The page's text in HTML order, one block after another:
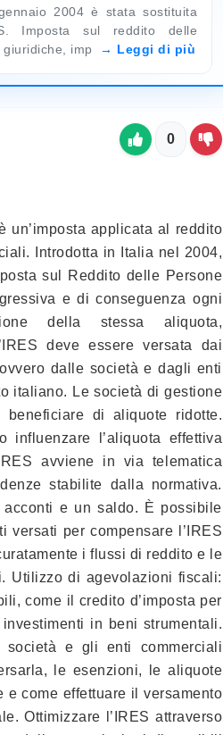
2004 è stata sostituita
Imposta sul reddito delle
giuridiche, imp
Leggi di più
0
un’imposta applicata al reddito
Introdotta in Italia nel 2004,
sul Reddito delle Persone
e di conseguenza ogni
della stessa aliquota,
deve essere versata dai
dalle società e dagli enti
italiano. Le società di gestione
di aliquote ridotte.
influenzare l’aliquota effettiva
avviene in via telematica
stabilite dalla normativa.
acconti e un saldo. È possibile
versati per compensare l’IRES
i flussi di reddito e le
Utilizzo di agevolazioni fiscali:
come il credito d’imposta per
in beni strumentali.
società e gli enti commerciali
le esenzioni, le aliquote
come effettuare il versamento
Ottimizzare l’IRES attraverso